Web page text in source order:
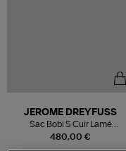
480,00 €
JEROME DREYFUSS
Sac Bobi S Cuir Lamé
Champagne